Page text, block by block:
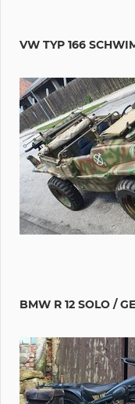
VW TYP 166
BMW R 12 SOLO /